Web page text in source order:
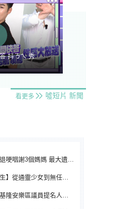
抖ㄋㄟ 秀
看更多 噓短片 新聞
謝3個媽媽 最大遺憾無緣大聯盟
到無任所大使 劉柏君女裁判人生國際發光
員提名人黃永翔突被除名 將另提他人